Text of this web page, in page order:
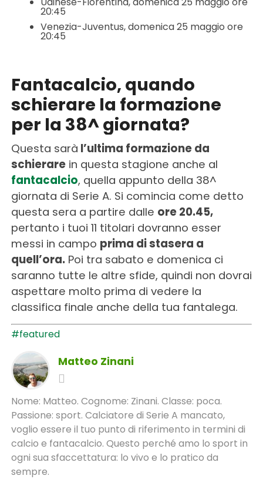
20:45
Venezia-Juventus, domenica 25 maggio ore
20:45
Fantacalcio, quando
schierare la formazione
per la 38^ giornata?
Questa sarà l’ultima formazione da
schierarein questa stagione anche al
fantacalcio, quella appunto della 38^
giornata di Serie A. Si comincia come detto
questa sera a partire dalle ore 20.45,
pertanto i tuoi 11 titolari dovranno esser
messi in campo prima di stasera a
quell’ora. Poi tra sabato e domenica ci
saranno tutte le altre sfide, quindi non dovrai
aspettare molto prima di vedere la
classifica finale anche della tua fantalega.
#featured
Matteo Zinani
Nome: Matteo. Cognome: Zinani. Classe: poca.
Passione: sport. Calciatore di Serie A mancato,
voglio essere il tuo punto di riferimento in termini di
calcio e fantacalcio. Questo perché amo lo sport in
ogni sua sfaccettatura: lo vivo e lo pratico da
sempre.